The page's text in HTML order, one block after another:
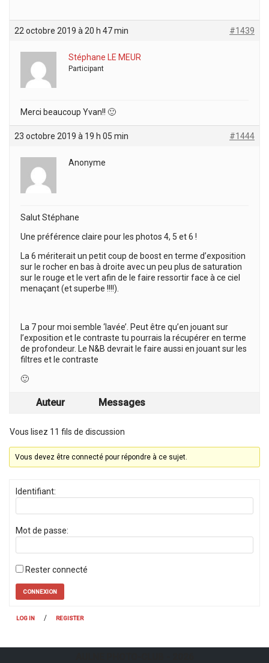
22 octobre 2019 à 20 h 47 min #1439
Stéphane LE MEUR
Participant
Merci beaucoup Yvan!! 🙂
23 octobre 2019 à 19 h 05 min #1444
Anonyme
Salut Stéphane
Une préférence claire pour les photos 4, 5 et 6 !
La 6 mériterait un petit coup de boost en terme d’exposition
sur le rocher en bas à droite avec un peu plus de saturation
sur le rouge et le vert afin de le faire ressortir face à ce ciel
menaçant (et superbe !!!!).
La 7 pour moi semble ‘lavée’. Peut être qu’en jouant sur
l’exposition et le contraste tu pourrais la récupérer en terme
de profondeur. Le N&B devrait le faire aussi en jouant sur les
filtres et le contraste
🙂
Auteur Messages
Vous lisez 11 fils de discussion
Vous devez être connecté pour répondre à ce sujet.
Identifiant:
Mot de passe:
Rester connecté
CONNEXION
LOG IN / REGISTER